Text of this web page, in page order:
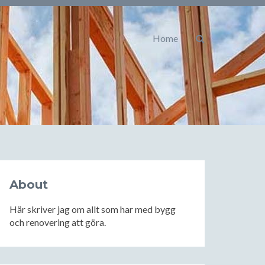
Home
About
Här skriver jag om allt som har med bygg
och renovering att göra.